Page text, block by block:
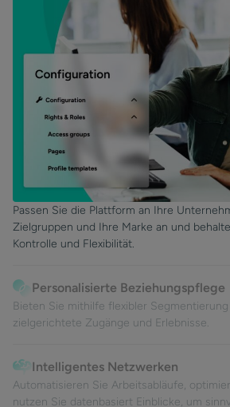
Passen Sie die Plattform an Ihre
Zielgruppen und Ihre Marke an und
Kontrolle und Flexibilität.
Personalisierte Beziehungspflege
Bieten Sie mithilfe flexibler
zielgerichtete Zugänge und Erlebnisse.
Intelligentes Netzwerken
Automatisieren Sie Arbeitsabläufe,
nutzen Sie datenbasiert Einblicke, um